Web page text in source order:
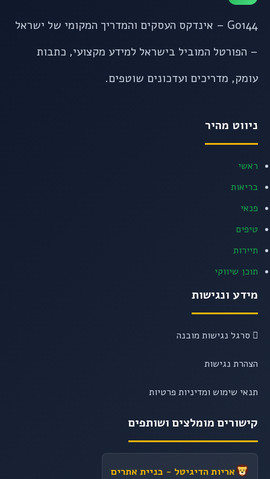
Go144 – אינדקס העסקים והמדריך המקומי של ישראל
– הפורטל המוביל בישראל למידע מקצועי, כתבות
עומק, מדריכים ועדכונים שוטפים.
ניווט מהיר
ראשי
בריאות
פנאי
טיפים
תיירות
תוכן שיווקי
מידע ונגישות
סרגל נגישות מובנה
הצהרת נגישות
תנאי שימוש ומדיניות פרטיות
קישורים מומלצים ושותפים
אריות הדיגיטל - בניית אתרים